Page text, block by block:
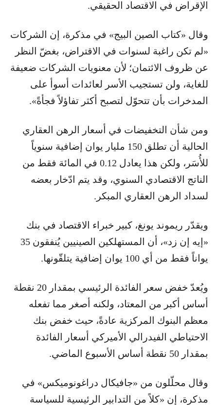
الإقراض في الاقتصاد الحقيقي.
وقال «كتاب الصين البيج» في مذكرة، إن الشركات
«لم تكن راغبة لسنوات في الاقتراض، بغضّ النظر
عن ظروف الائتمان؛ لأن معنويات الشركات ضعيفة
للغاية، ولن تستجيب الأسر لعائدات أسوأ على
المدخرات بأن تتحوّل لتصبح أكثر تفاؤلاً فجأةً».
ومن شأن التخفيضات في أسعار الرهن العقاري
الحالية أن تطلق 150 مليار يوان إضافية سنوياً
للأُسَر، ولكن هذا يعادل 0.12 في المائة فقط من
الناتج الاقتصادي السنوي، وقد يتم ادّخار بعضه
لسداد الرهن العقاري المبكر.
ويقدّر ريموند يونغ، كبير خبراء الاقتصاد في بنك
«إيه إن زد»، أن المستهلكين الصينيين يُنفقون 35
يواناً فقط من أي 100 يوان إضافية يتلقّونها.
ويُعدّ خفض سعر الفائدة الرئيسي بمقدار 20 نقطة
أساس أكبر من المعتاد، ولكنه أصغر مما تفعله
معظم البنوك المركزية عادةً، حيث خفض بنك
الاحتياطي الفيدرالي الأميركي أسعار الفائدة
بمقدار 50 نقطة أساس الأسبوع الماضي.
وقال محلّلون من «جافيكال دراغونوميكس» في
مذكرة، إن «كلاً من التدابير الرئيسية للسياسة